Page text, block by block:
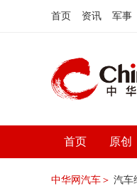
首页 资讯 军事
首页 原创
中华网汽车＞ 汽车